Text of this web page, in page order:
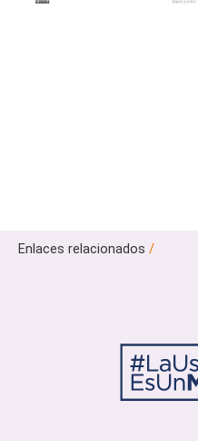
Enlaces relacionados /